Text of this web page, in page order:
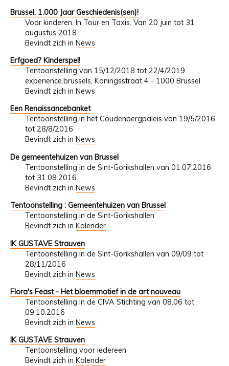
Brussel. 1.000 Jaar Geschiedenis(sen)!
Voor kinderen. In Tour en Taxis. Van 20 juin tot 31
augustus 2018
Bevindt zich in News
Erfgoed? Kinderspel!
Tentoonstelling van 15/12/2018 tot 22/4/2019.
experience.brussels, Koningsstraat 4 - 1000 Brussel
Bevindt zich in News
Een Renaissancebanket
Tentoonstelling in het Coudenbergpaleis van 19/5/2016
tot 28/8/2016
Bevindt zich in News
De gemeentehuizen van Brussel
Tentoonstelling in de Sint-Gorikshallen van 01.07.2016
tot 31.08.2016.
Bevindt zich in News
Tentoonstelling : Gemeentehuizen van Brussel
Tentoonstelling in de Sint-Gorikshallen
Bevindt zich in Kalender
IK GUSTAVE Strauven
Tentoonstelling in de Sint-Gorikshallen van 09/09 tot
28/11/2016
Bevindt zich in News
Flora's Feast - Het bloemmotief in de art nouveau
Tentoonstelling in de CIVA Stichting van 08.06 tot
09.10.2016
Bevindt zich in News
IK GUSTAVE Strauven
Tentoonstelling voor iedereen
Bevindt zich in Kalender